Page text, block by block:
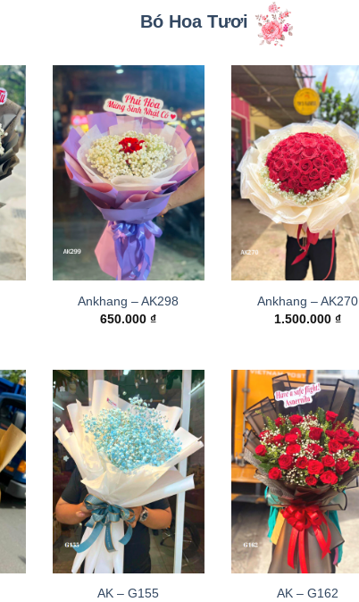
Bó Hoa Tươi
Ankhang – AK298
650.000₫
Ankhang – AK270
1.500.000₫
AK – G155
AK – G162